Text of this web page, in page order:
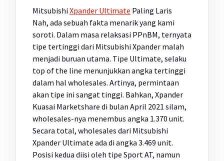
Mitsubishi Xpander Ultimate Paling Laris
Nah, ada sebuah fakta menarik yang kami
soroti. Dalam masa relaksasi PPnBM, ternyata
tipe tertinggi dari Mitsubishi Xpander malah
menjadi buruan utama. Tipe Ultimate, selaku
top of the line menunjukkan angka tertinggi
dalam hal wholesales. Artinya, permintaan
akan tipe ini sangat tinggi. Bahkan, Xpander
Kuasai Marketshare di bulan April 2021 silam,
wholesales-nya menembus angka 1.370 unit.
Secara total, wholesales dari Mitsubishi
Xpander Ultimate ada di angka 3.469 unit.
Posisi kedua diisi oleh tipe Sport AT, namun